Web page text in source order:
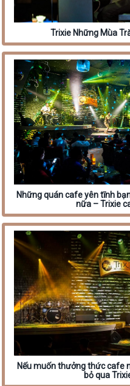
Trixie Những Mùa
Những quán cafe yên tĩnh
nữa – Trixie
Nếu muốn thưởng thức cafe
bỏ qua